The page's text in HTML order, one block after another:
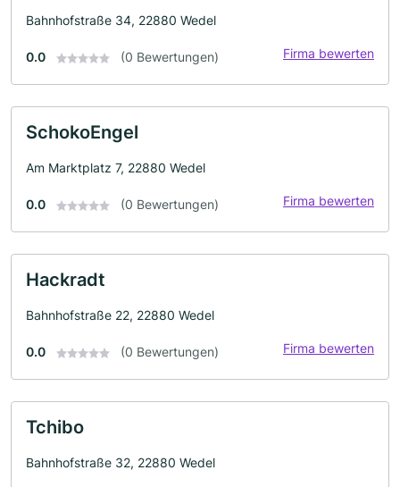
Bahnhofstraße 34, 22880 Wedel
0.0 (0 Bewertungen) Firma bewerten
SchokoEngel
Am Marktplatz 7, 22880 Wedel
0.0 (0 Bewertungen) Firma bewerten
Hackradt
Bahnhofstraße 22, 22880 Wedel
0.0 (0 Bewertungen) Firma bewerten
Tchibo
Bahnhofstraße 32, 22880 Wedel